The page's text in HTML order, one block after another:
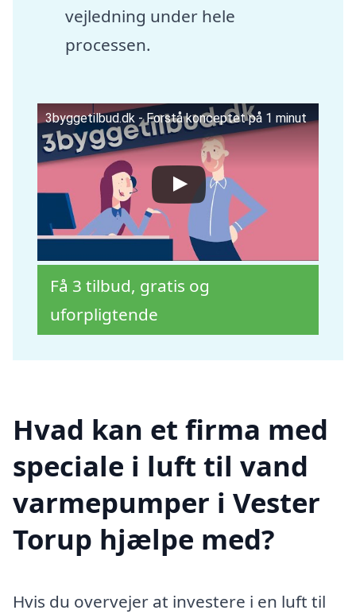
vejledning under hele
processen.
3byggetilbud.dk - Forstå konceptet på 1 minut
Få 3 tilbud, gratis og
uforpligtende
Hvad kan et firma med
speciale i luft til vand
varmepumper i Vester
Torup hjælpe med?
Hvis du overvejer at investere i en luft til